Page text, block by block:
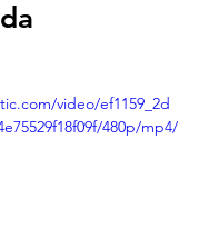
video/ef1159_2d
480p/mp4/